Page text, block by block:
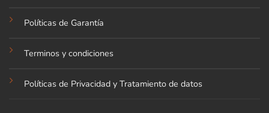
Políticas de Garantía
Terminos y condiciones
Políticas de Privacidad y Tratamiento de datos